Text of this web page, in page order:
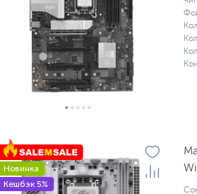
Новинка
Кешбэк 5%